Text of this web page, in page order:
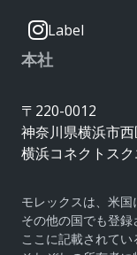
Label
本社
〒220-0012
神奈川県横浜市
横浜コネクトス
モレックスは、米国
その他の国でも登録
ここに記載されてい